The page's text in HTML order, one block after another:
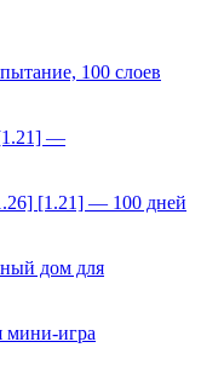
100 слоев
—
[1.21] — 100 дней
дом для
мини-игра